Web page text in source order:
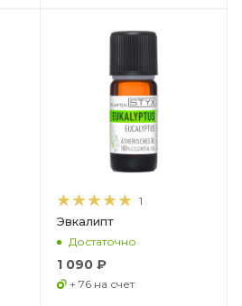
1
Эвкалипт
Достаточно
1 090 ₽
+ 76 на счет